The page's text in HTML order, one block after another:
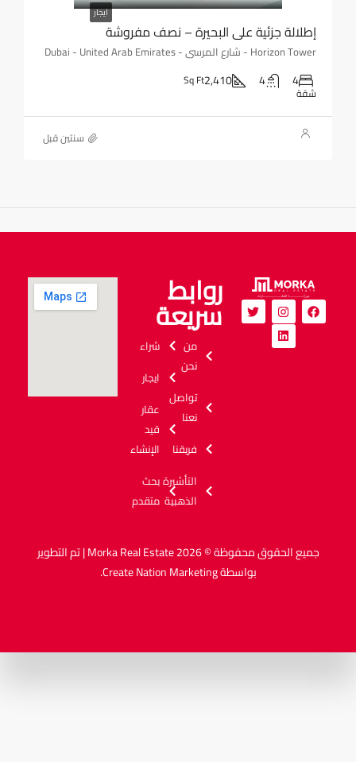
ايجار
إطلالة جزئية على البحيرة – نصف مفروشة
Horizon Tower - شارع المرسى - Dubai - United Arab Emirates
4
4
2,410
Sq Ft
شقة
‏سنتين قبل
روابط
سريعة
شراء
ايجار
عقار
قيد
الإنشاء
بحث
متقدم
من
نحن
تواصل
نعنا
فريقنا
التأشيرة
الذهبية
جميع الحقوق محفوظة © 2026 Morka Real Estate | تم التطوير
بواسطةCreate Nation Marketing
.